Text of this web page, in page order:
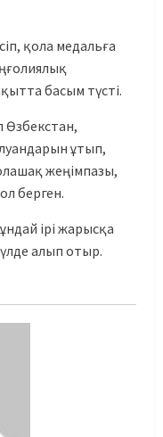
қола медальға
басым түсті.
ұтып,
жеңімпазы,
берген.
ірі жарысқа
алып отыр.